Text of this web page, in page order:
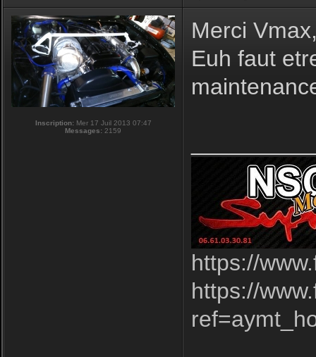
Inscription:Mer 17 Juil 2013 07:47
Messages: 2159
Merci
Euh faut
https://
https://